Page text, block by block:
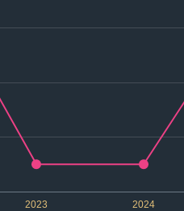
2023 2024